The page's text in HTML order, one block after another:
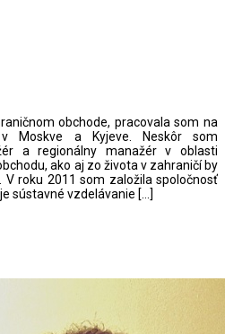
obchode, pracovala som na
Moskve a Kyjeve. Neskôr som
a regionálny manažér v oblasti
ako aj zo života v zahraničí by
roku 2011 som založila spoločnosť
sústavné vzdelávanie […]